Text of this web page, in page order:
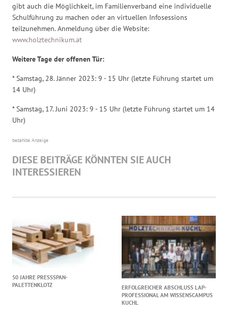
gibt auch die Möglichkeit, im Familienverband eine individuelle
Schulführung zu machen oder an virtuellen Infosessions
teilzunehmen. Anmeldung über die Website:
www.holztechnikum.at
Weitere Tage der offenen Tür:
* Samstag, 28. Jänner 2023: 9 - 15 Uhr (letzte Führung startet um
14 Uhr)
* Samstag, 17. Juni 2023: 9 - 15 Uhr (letzte Führung startet um 14
Uhr)
bezahlte Anzeige
DIESE BEITRÄGE KÖNNTEN SIE AUCH
INTERESSIEREN
50 JAHRE PRESSSPAN-
PALETTENKLOTZ
ERFOLGREICHER ABSCHLUSS LAP-
PROFESSIONAL AM WISSENSCAMPUS
KUCHL